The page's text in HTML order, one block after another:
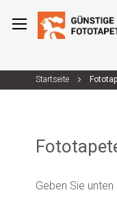
Startseite
Zum
Geben Sie